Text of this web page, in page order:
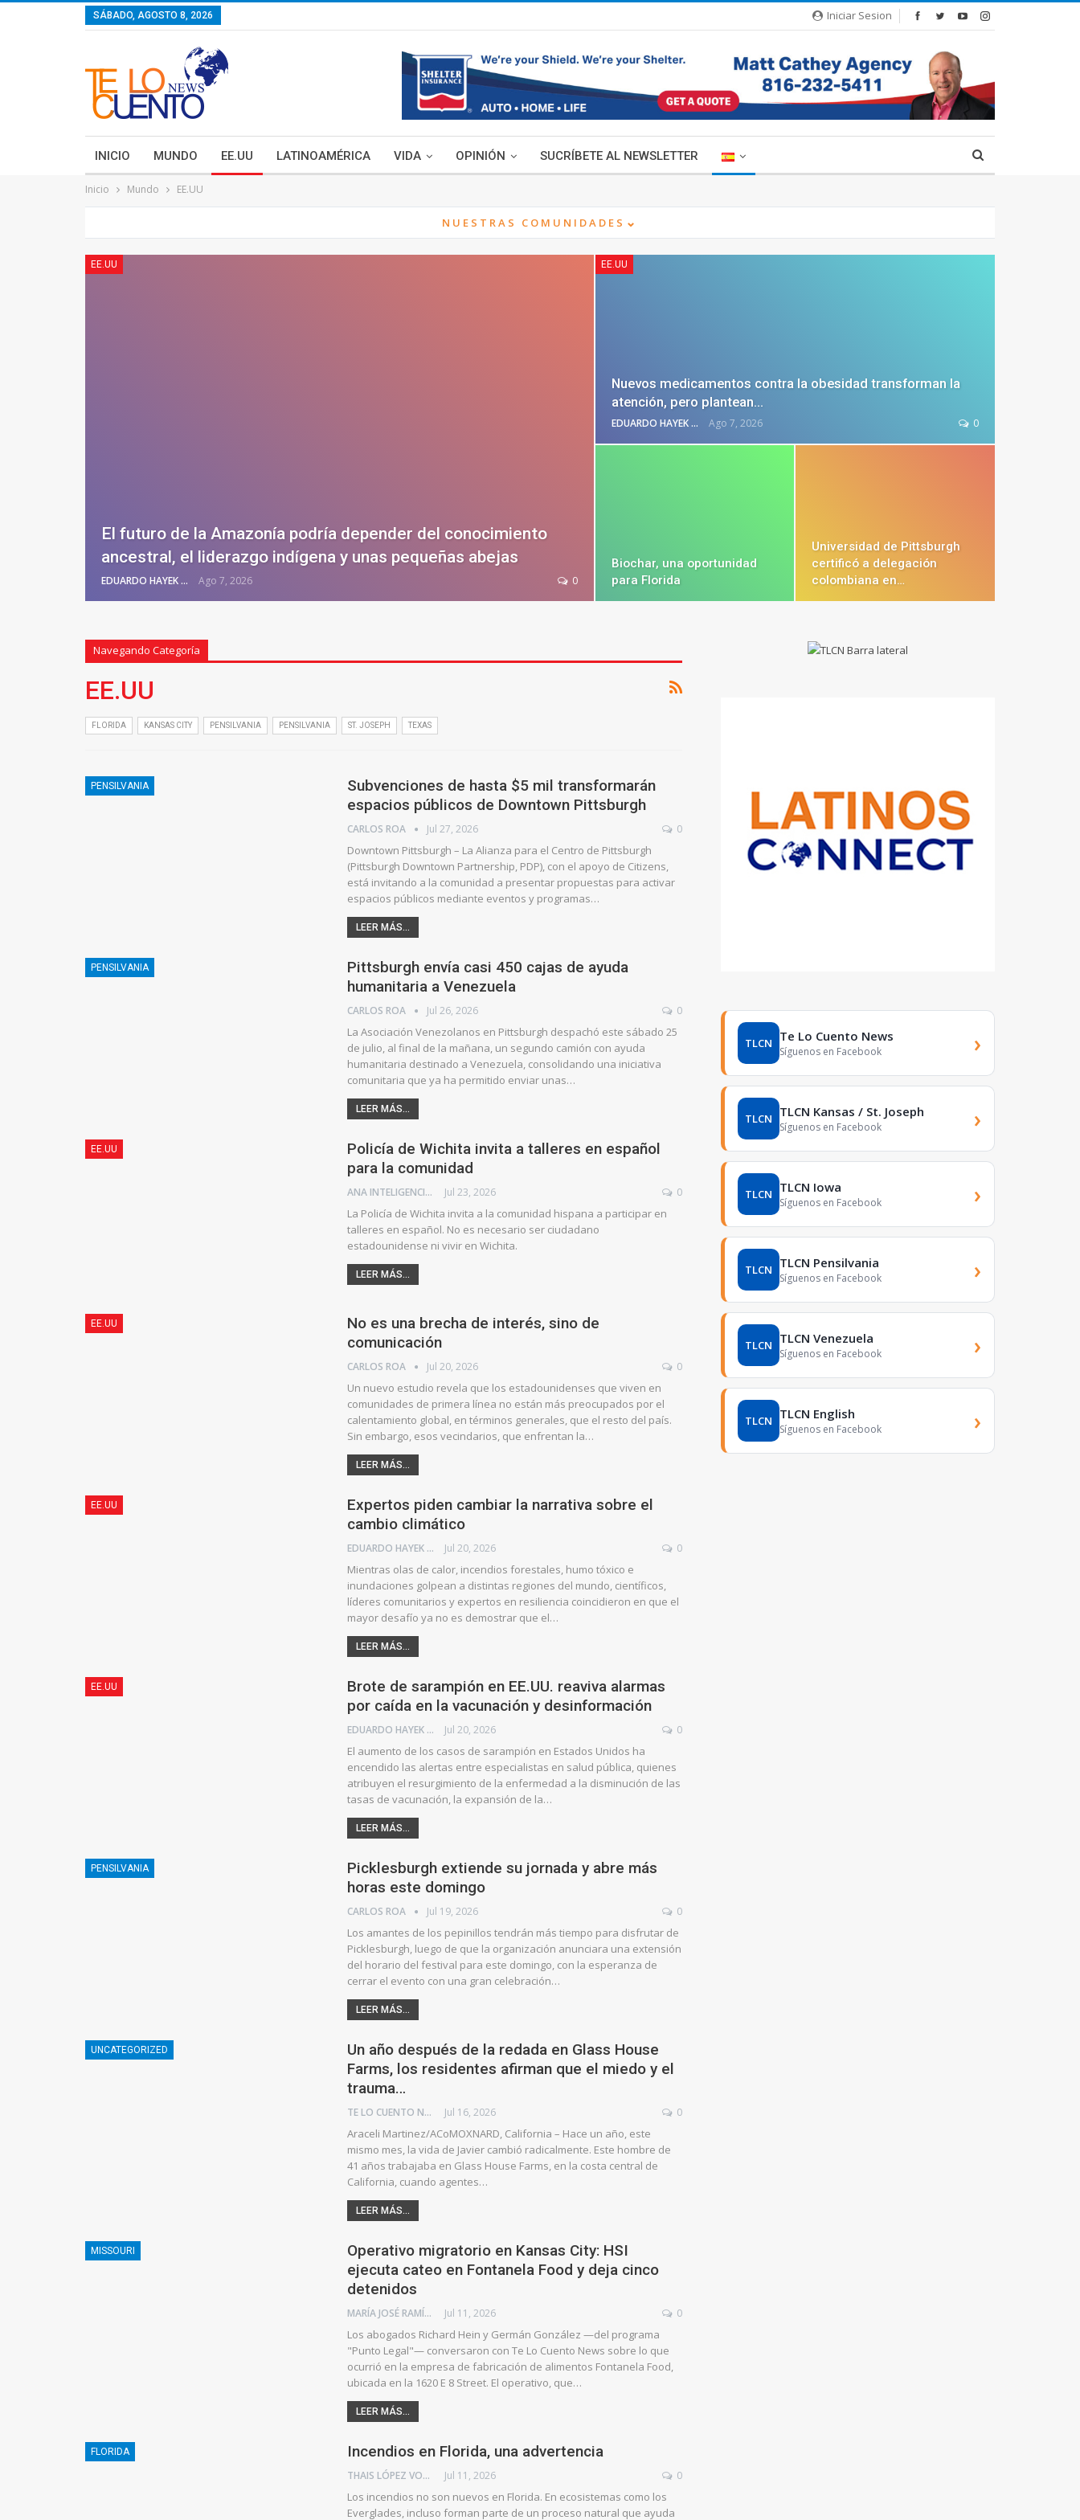
Iniciar Sesion
SÁBADO, AGOSTO 8, 2026
INICIO MUNDO EE.UU LATINOAMÉRICA VIDA OPINIÓN SUCRÍBETE AL NEWSLETTER
Inicio Mundo EE.UU
NUESTRAS COMUNIDADES ⌄
EE.UU
El futuro de la Amazonía podría depender del conocimiento
ancestral, el liderazgo indígena y unas pequeñas abejas
EDUARDO HAYEK Ago 7, 2026 0
EE.UU
Nuevos medicamentos contra la obesidad transforman la
atención, pero plantean…
EDUARDO HAYEK Ago 7, 2026 0
Biochar, una oportunidad
para Florida
Universidad de Pittsburgh
certificó a delegación
colombiana en…
Navegando Categoría
EE.UU
FLORIDA KANSAS CITY PENSILVANIA PENSILVANIA ST. JOSEPH TEXAS
PENSILVANIA
Subvenciones de hasta $5 mil transformarán
espacios públicos de Downtown Pittsburgh
CARLOS ROA Jul 27, 2026 0
Downtown Pittsburgh – La Alianza para el Centro de Pittsburgh
(Pittsburgh Downtown Partnership, PDP), con el apoyo de Citizens,
está invitando a la comunidad a presentar propuestas para activar
espacios públicos mediante eventos y programas…
LEER MÁS...
PENSILVANIA
Pittsburgh envía casi 450 cajas de ayuda
humanitaria a Venezuela
CARLOS ROA Jul 26, 2026 0
La Asociación Venezolanos en Pittsburgh despachó este sábado 25
de julio, al final de la mañana, un segundo camión con ayuda
humanitaria destinado a Venezuela, consolidando una iniciativa
comunitaria que ya ha permitido enviar unas…
LEER MÁS...
EE.UU
Policía de Wichita invita a talleres en español
para la comunidad
ANA INTELIGENCIA ARTIFICIAL Jul 23, 2026 0
La Policía de Wichita invita a la comunidad hispana a participar en
talleres en español. No es necesario ser ciudadano
estadounidense ni vivir en Wichita.
LEER MÁS...
EE.UU
No es una brecha de interés, sino de
comunicación
CARLOS ROA Jul 20, 2026 0
Un nuevo estudio revela que los estadounidenses que viven en
comunidades de primera línea no están más preocupados por el
calentamiento global, en términos generales, que el resto del país.
Sin embargo, esos vecindarios, que enfrentan la…
LEER MÁS...
EE.UU
Expertos piden cambiar la narrativa sobre el
cambio climático
EDUARDO HAYEK Jul 20, 2026 0
Mientras olas de calor, incendios forestales, humo tóxico e
inundaciones golpean a distintas regiones del mundo, científicos,
líderes comunitarios y expertos en resiliencia coincidieron en que el
mayor desafío ya no es demostrar que el…
LEER MÁS...
EE.UU
Brote de sarampión en EE.UU. reaviva alarmas
por caída en la vacunación y desinformación
EDUARDO HAYEK Jul 20, 2026 0
El aumento de los casos de sarampión en Estados Unidos ha
encendido las alertas entre especialistas en salud pública, quienes
atribuyen el resurgimiento de la enfermedad a la disminución de las
tasas de vacunación, la expansión de la…
LEER MÁS...
PENSILVANIA
Picklesburgh extiende su jornada y abre más
horas este domingo
CARLOS ROA Jul 19, 2026 0
Los amantes de los pepinillos tendrán más tiempo para disfrutar de
Picklesburgh, luego de que la organización anunciara una extensión
del horario del festival para este domingo, con la esperanza de
cerrar el evento con una gran celebración…
LEER MÁS...
UNCATEGORIZED
Un año después de la redada en Glass House
Farms, los residentes afirman que el miedo y el
trauma…
TE LO CUENTO NEWS Jul 16, 2026 0
Araceli Martinez/ACoMOXNARD, California – Hace un año, este
mismo mes, la vida de Javier cambió radicalmente. Este hombre de
41 años trabajaba en Glass House Farms, en la costa central de
California, cuando agentes…
LEER MÁS...
MISSOURI
Operativo migratorio en Kansas City: HSI
ejecuta cateo en Fontanela Food y deja cinco
detenidos
MARÍA JOSÉ RAMÍREZ BRAIZ Jul 11, 2026 0
Los abogados Richard Hein y Germán González —del programa
"Punto Legal"— conversaron con Te Lo Cuento News sobre lo que
ocurrió en la empresa de fabricación de alimentos Fontanela Food,
ubicada en la 1620 E 8 Street. El operativo, que…
LEER MÁS...
FLORIDA Incendios en Florida, una advertencia
THAIS LÓPEZ VOGEL Jul 11, 2026 0
Los incendios no son nuevos en Florida. En ecosistemas como los
Everglades, incluso forman parte de un proceso natural que ayuda
TLCN Te Lo Cuento News
Síguenos en Facebook ›
TLCN TLCN Kansas / St. Joseph
Síguenos en Facebook ›
TLCN TLCN Iowa
Síguenos en Facebook ›
TLCN TLCN Pensilvania
Síguenos en Facebook ›
TLCN TLCN Venezuela
Síguenos en Facebook ›
TLCN TLCN English
Síguenos en Facebook ›